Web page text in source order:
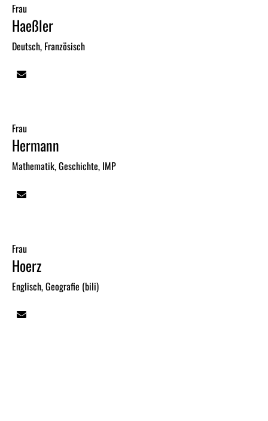
Frau
Haeßler
Deutsch, Französisch
Frau
Hermann
Mathematik, Geschichte, IMP
Frau
Hoerz
Englisch, Geografie (bili)